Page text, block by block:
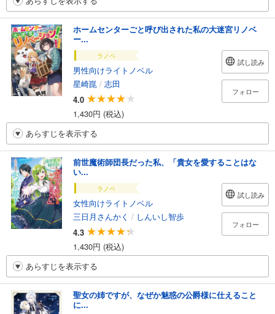
ホームセンターごと呼び出された私の大迷宮リノベ
ー...
ラノベ
男性向けライトノベル
星崎崑 / 志田
4.0
1,430円 (税込)
試し読み
フォロー
あらすじを表示する
前世魔術師団長だった私、「貴女を愛することはな
い...
ラノベ
女性向けライトノベル
三日月さんかく / しんいし智歩
4.3
1,430円 (税込)
試し読み
フォロー
あらすじを表示する
聖女の姉ですが、なぜか魅惑の公爵様に仕えること
に...